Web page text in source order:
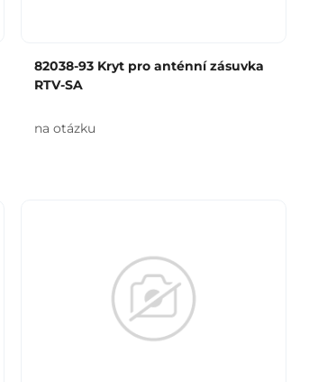
82038-93 Kryt pro anténní zásuvka
RTV-SA
na otázku